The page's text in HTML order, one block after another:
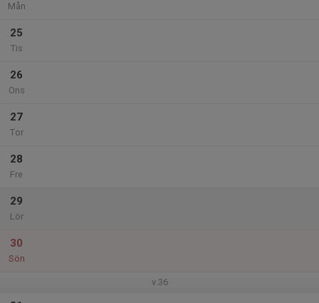
Mån
25
Tis
26
Ons
27
Tor
28
Fre
29
Lör
30
Sön
v.36